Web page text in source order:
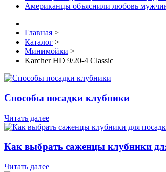
Американцы объяснили любовь
Главная >
Каталог >
Минимойки >
Karcher HD 9/20-4 Classic
Способы посадки клубники
Читать далее
Как выбрать саженцы клубники
Читать далее